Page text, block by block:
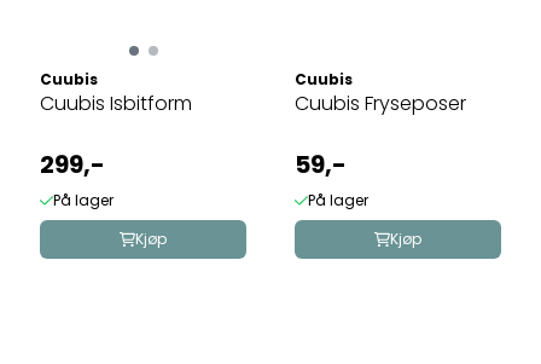
Cuubis
Cuubis Isbitform
299,-
På lager
Kjøp
Cuubis
Cuubis Fryseposer
59,-
På lager
Kjøp